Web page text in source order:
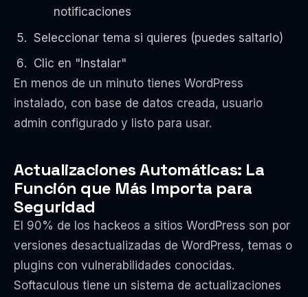
notificaciones
Seleccionar tema si quieres (puedes saltarlo)
Clic en "Instalar"
En menos de un minuto tienes WordPress
instalado, con base de datos creada, usuario
admin configurado y listo para usar.
Actualizaciones Automáticas: La
Función que Más Importa para
Seguridad
El 90% de los hackeos a sitios WordPress son por
versiones desactualizadas de WordPress, temas o
plugins con vulnerabilidades conocidas.
Softaculous tiene un sistema de actualizaciones